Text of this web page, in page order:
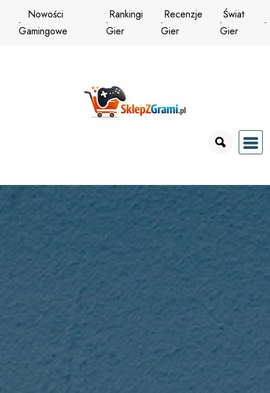
PrzejdźNowości
Gamingowe
Rankingi
Gier
Recenzje
Gier
Świat
Gier